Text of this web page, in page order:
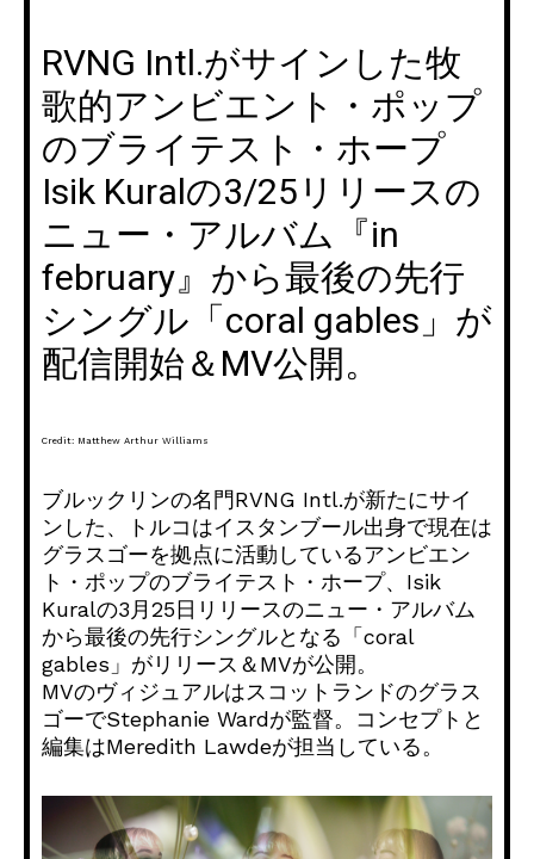
RVNG Intl.がサインした牧
歌的アンビエント・ポップ
のブライテスト・ホープ
Isik Kuralの3/25リリースの
ニュー・アルバム『in
february』から最後の先行
シングル「coral gables」が
配信開始＆MV公開。
Credit: Matthew Arthur Williams
ブルックリンの名門RVNG Intl.が新たにサイ
ンした、トルコはイスタンブール出身で現在は
グラスゴーを拠点に活動しているアンビエン
ト・ポップのブライテスト・ホープ、Isik
Kuralの3月25日リリースのニュー・アルバム
から最後の先行シングルとなる「coral
gables」がリリース＆MVが公開。
MVのヴィジュアルはスコットランドのグラス
ゴーでStephanie Wardが監督。コンセプトと
編集はMeredith Lawdeが担当している。